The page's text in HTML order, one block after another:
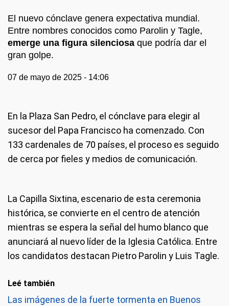
El nuevo cónclave genera expectativa mundial.
Entre nombres conocidos como Parolin y Tagle,
emerge una figura silenciosa que podría dar el
gran golpe.
07 de mayo de 2025 - 14:06
En la Plaza San Pedro, el cónclave para elegir al
sucesor del Papa Francisco ha comenzado. Con
133 cardenales de 70 países, el proceso es seguido
de cerca por fieles y medios de comunicación.
La Capilla Sixtina, escenario de esta ceremonia
histórica, se convierte en el centro de atención
mientras se espera la señal del humo blanco que
anunciará al nuevo líder de la Iglesia Católica. Entre
los candidatos destacan Pietro Parolin y Luis Tagle.
Leé también
Las imágenes de la fuerte tormenta en Buenos